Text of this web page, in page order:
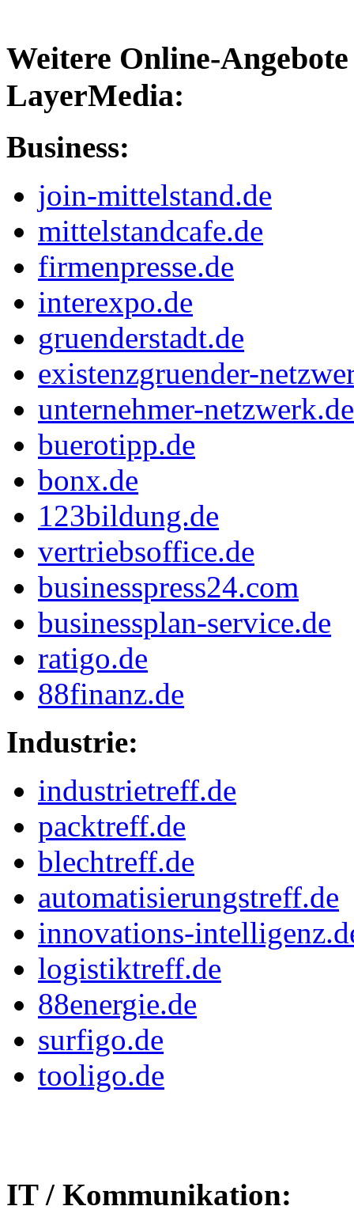
Weitere Online-Angebote
LayerMedia:
Business:
join-mittelstand.de
mittelstandcafe.de
firmenpresse.de
interexpo.de
gruenderstadt.de
existenzgruender-
unternehmer-netzwerk.de
buerotipp.de
bonx.de
123bildung.de
vertriebsoffice.de
businesspress24.com
businessplan-service.de
ratigo.de
88finanz.de
Industrie:
industrietreff.de
packtreff.de
blechtreff.de
automatisierungstreff.de
innovations-
logistiktreff.de
88energie.de
surfigo.de
tooligo.de
IT / Kommunikation: